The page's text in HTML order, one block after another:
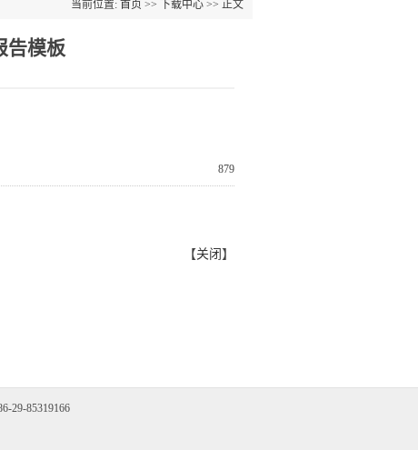
当前位置: 首页 >> 下载中心 >> 正文
告模板
879
【关闭 】
29-85319166